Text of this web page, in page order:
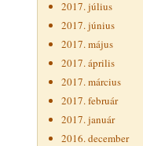
2017. július
2017. június
2017. május
2017. április
2017. március
2017. február
2017. január
2016. december